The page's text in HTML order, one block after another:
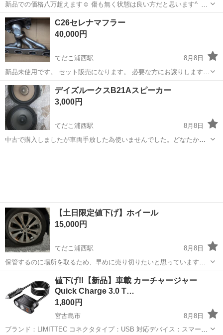
新品での価格八万超えます☺️ 傷も無く状態は良い方だと思います^_^
気になる方宜しくお願いします
沖縄 那覇市 県庁前駅 外装、車外用品
C26セレナマフラー
40,000円
てだこ浦西駅
8月8日
新品未使用です。 セット販売になります。 必要な方にお譲りします。
修理予定でしたがエアコンも壊れ手放した為使いませんでした。早い
者勝ちです！
沖縄 国頭郡 てだこ浦西駅 車のパーツ
デイズルークスB21Aスピーカー
3,000円
てだこ浦西駅
8月8日
中古で購入しましたが車両手放した為使いませんでした。どなたかに
【土日限定値下げ】ホイール
15,000円
てだこ浦西駅
8月8日
保管するのに場所を取るため、早めに売り切りたいと思っています。
お気軽にご相談ください😊 トヨタ純正18インチホイール4本セットで
傷あり ・タイヤは0分山...
てだこ浦西駅 タイヤ、ホイール
値下げ!!【新品】車載 カーチャージャー
Quick Charge 3.0 T…
1,800円
宮古島市
8月8日
ブランド：LIMITTEC コネクタタイプ：USB 対応デバイス：スマート